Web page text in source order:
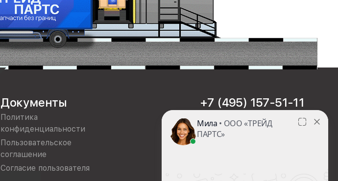
Документы
Политика
конфиденциальности
Пользовательское
соглашение
Согласие пользователя
+7 (495) 157-51-11
sales@trade-part.ru